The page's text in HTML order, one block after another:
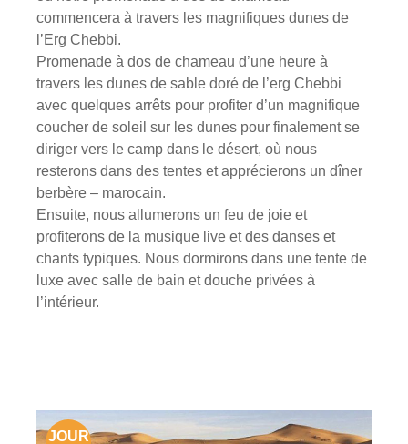
commencera à travers les magnifiques dunes de
l’Erg Chebbi.
Promenade à dos de chameau d’une heure à
travers les dunes de sable doré de l’erg Chebbi
avec quelques arrêts pour profiter d’un magnifique
coucher de soleil sur les dunes pour finalement se
diriger vers le camp dans le désert, où nous
resterons dans des tentes et apprécierons un dîner
berbère – marocain.
Ensuite, nous allumerons un feu de joie et
profiterons de la musique live et des danses et
chants typiques. Nous dormirons dans une tente de
luxe avec salle de bain et douche privées à
l’intérieur.
JOUR